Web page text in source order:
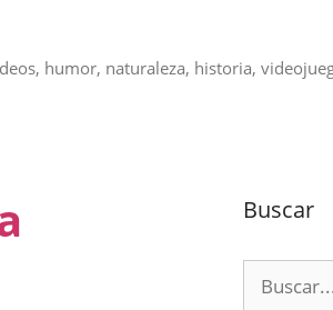
humor, naturaleza, historia,
Buscar